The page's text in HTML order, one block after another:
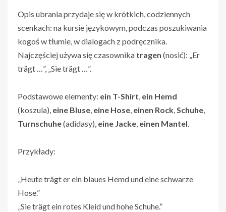
Opis ubrania przydaje się w krótkich, codziennych
scenkach: na kursie językowym, podczas poszukiwania
kogoś w tłumie, w dialogach z podręcznika.
Najczęściej używa się czasownika tragen (nosić): „Er
trägt …”, „Sie trägt …”.
Podstawowe elementy: ein T-Shirt, ein Hemd
(koszula), eine Bluse, eine Hose, einen Rock,Schuhe,
Turnschuhe(adidasy), eine Jacke, einen Mantel.
Przykłady:
„Heute trägt er ein blaues Hemd und eine schwarze
Hose.”
„Sie trägt ein rotes Kleid und hohe Schuhe.”